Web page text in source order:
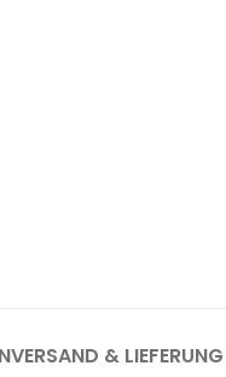
VERSAND & LIEFERUNG